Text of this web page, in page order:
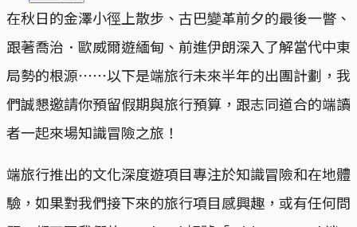
在秋日的金澤小徑上散步、古巴變革前夕的最後一瞥、
跟著喬治．歐威爾遊緬甸、前進伊朗深入了解當代中東
局勢的根源⋯⋯以下是端旅行未來半年的出團計劃，我
們誠懇邀請你預留假期與旅行預算，跟志同道合的端讀
者一起來場知識冒險之旅！
端旅行推出的文化深度遊項目專注於知識冒險和在地體
驗，如果對我們接下來的旅行項目感興趣，或有任何問